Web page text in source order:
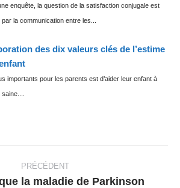
enquête, la question de la satisfaction conjugale est
la communication entre les...
des dix valeurs clés de l’estime
importants pour les parents est d’aider leur enfant à
PRÉCÉDENT
Article
la maladie de Parkinson